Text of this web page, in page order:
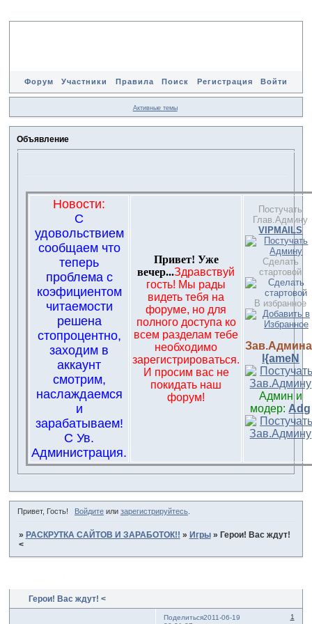
Форум Участники Правила Поиск Регистрация Войти
Активные темы
Объявление
Новости:
С
удовольствием
сообщаем что
теперь
проблема с
коэфициентом
читаемости
решена
стопроцентно,
заходим в
аккаунт
смотрим,
наслаждаемся
и
зарабатываем!
С Ув.
Администрация.
Привет! Уже
вечер...Здравствуй
гость! Мы рады
видеть тебя на
форуме, но для
полного доступа ко
всем разделам тебе
необходимо
зарегистрироваться.
И просим вас не
покидать наш
форум!
Постучать
Глав.Админу
VIPMAILS
Сделать
стартовой
В избранное
l{ameN
Админ и
модер: Adg
Привет, Гость! Войдитеили зарегистрируйтесь.
» РАСКРУТКА САЙТОВ И ЗАРАБОТОК!! » Игры » Герои! Вас ждут!
<
Герои! Вас ждут! <
Поделиться 1
2011-06-19